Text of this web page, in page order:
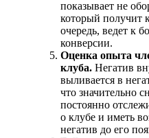
показывает не
который получит
очередь, ведет к
конверсии.
Оценка опыта
клуба. Негатив
выливается в
что значительно
постоянно
о клубе и иметь
негатив до его